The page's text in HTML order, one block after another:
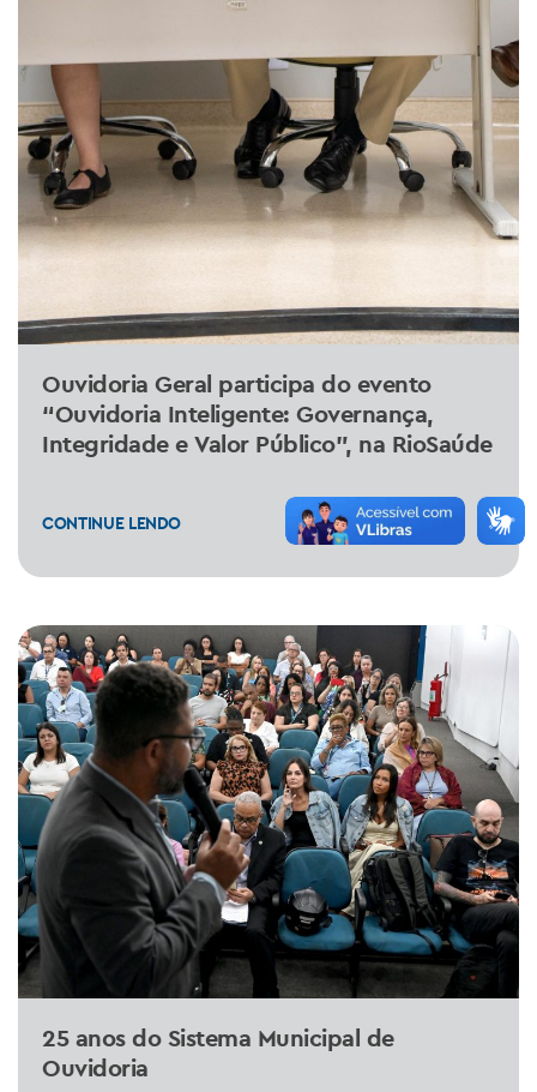
Ouvidoria Geral participa do evento
“Ouvidoria Inteligente: Governança,
Integridade e Valor Público”, na RioSaúde
CONTINUE LENDO
25 anos do Sistema Municipal de
Ouvidoria